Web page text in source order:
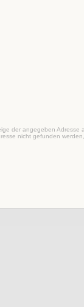
der angegeben Adresse
nicht gefunden